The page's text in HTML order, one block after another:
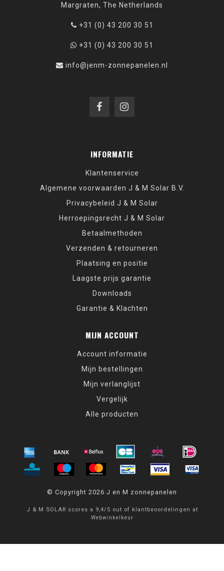
Margraten, The Netherlands
+31 (0) 43 200 30 51
+31 (0) 43 200 30 51
info@jenm-zonnepanelen.nl
INFORMATIE
Klantenservice
Algemene voorwaarden J & M Solar B.V.
Privacybeleid J & M Solar
Herroepingsrecht J & M Solar
Betaalmethoden
Verzenden & retourneren
Plaatsing en positie
Laagste prijs garantie
Downloads
Garantie & Klachten
MIJN ACCOUNT
Account informatie
Mijn bestellingen
Mijn verlanglijst
Vergelijk
Alle producten
© Copyright 2026 J en M zonnepanelen
J & M SOLAR scores a 9,4/ 5 out of klantbeoordelingen at
Webwinkelkeur